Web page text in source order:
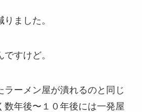
ました。
すけど。
ラーメン屋が潰れるのと同じ
数年後〜１０年後には一発屋